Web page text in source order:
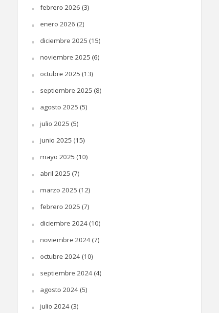
febrero 2026 (3)
enero 2026 (2)
diciembre 2025 (15)
noviembre 2025 (6)
octubre 2025 (13)
septiembre 2025 (8)
agosto 2025 (5)
julio 2025 (5)
junio 2025 (15)
mayo 2025 (10)
abril 2025 (7)
marzo 2025 (12)
febrero 2025 (7)
diciembre 2024(10)
noviembre 2024(7)
octubre 2024(10)
septiembre 2024(4)
agosto 2024(5)
julio 2024(3)